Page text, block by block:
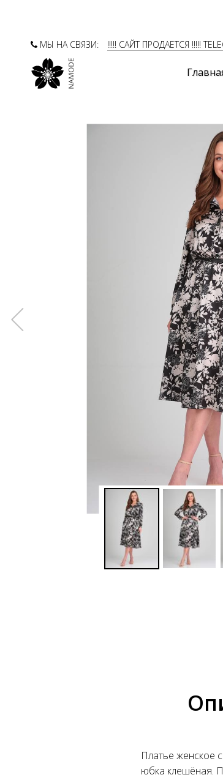
МЫ НА СВЯЗИ: !!!!! САЙТ ПРОДАЕТСЯ !!!!!
Платье женское
юбка клешёная.